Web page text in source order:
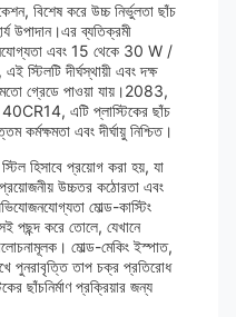
বিশেষ করে উচ্চ নির্ভুলতা ছাঁচ
উপাদান।এর ব্যতিক্রমী
এবং 15 থেকে 30 W /
স্টিলটি দীর্ঘস্থায়ী এবং দক্ষ
গ্রেডে পাওয়া যায়।2083,
এটি প্লাস্টিকের ছাঁচ
কর্মক্ষমতা এবং দীর্ঘায়ু নিশ্চিত।
হিসাবে প্রয়োগ করা হয়, যা
প্রয়োজনীয় উচ্চতর কঠোরতা এবং
মোল্ড-কাস্টিং
পছন্দ করে তোলে, যেখানে
মোল্ড-মেকিং ইস্পাত,
পুনরাবৃত্তি তাপ চক্র প্রতিরোধ
ছাঁচনির্মাণ প্রক্রিয়ার জন্য